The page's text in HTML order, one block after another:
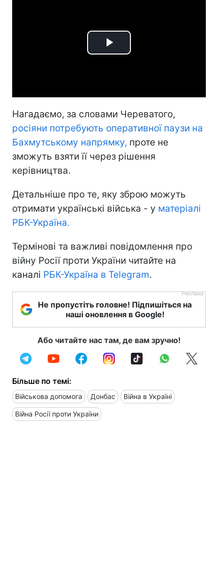
Play
Нагадаємо, за словами Череватого,
росіяни потребують оперативної паузи на
Бахмутському напрямку, проте не
зможуть взяти її через рішення
керівництва.
Детальніше про те, яку зброю можуть
отримати українські війська - у матеріалі
РБК-Україна.
Термінові та важливі повідомлення про
війну Росії проти України читайте на
каналі РБК-Україна в Telegram.
Не пропустіть головне! Підпишіться на
наші оновлення в Google!
Або читайте нас там, де вам зручно!
Більше по темі:
Військова допомога Донбас Війна в Україні
Війна Росії проти України